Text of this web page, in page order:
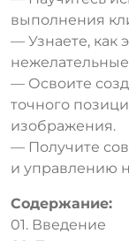
выполнения
— Узнаете, как
— Освоите
точного
изображения.
— Получите
и управлению
Содержание:
01. Введение